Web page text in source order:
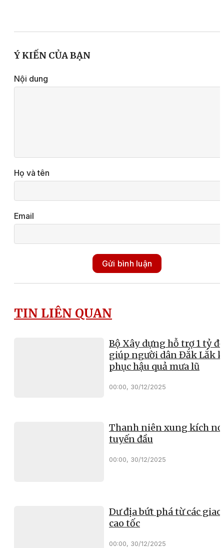
Ý KIẾN CỦA BẠN
Nội dung
Họ và tên
Email
Gửi bình luận
TIN LIÊN QUAN
Bộ Xây dựng hỗ trợ 1 tỷ
giúp người dân Đắk Lắk
phục hậu quả mưa lũ
00:00, 30/12/2025
Thanh niên xung kích
tuyến đầu
00:00, 30/12/2025
Dư địa bứt phá từ các
cao tốc
00:00, 30/12/2025